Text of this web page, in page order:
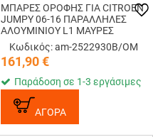
ΜΠΑΡΕΣ ΟΡΟΦΗΣ ΓΙΑ CITROEN
JUMPY 06-16 ΠΑΡΑΛΛΗΛΕΣ
ΑΛΟΥΜΙΝΙΟΥ L1 ΜΑΥΡΕΣ
(ΜΟΝΟ ΔΙΑΚΟΣΜΗΤΙΚΕΣ)
Κωδικός: am-2522930B/OM
161,90€
Παράδοση σε 1-3 εργάσιμες
ΑΓΟΡΑ